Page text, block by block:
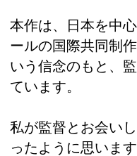
本作は、日本を中
ールの国際共同制
いう信念のもと、
ています。
私が監督とお会い
ったように思います